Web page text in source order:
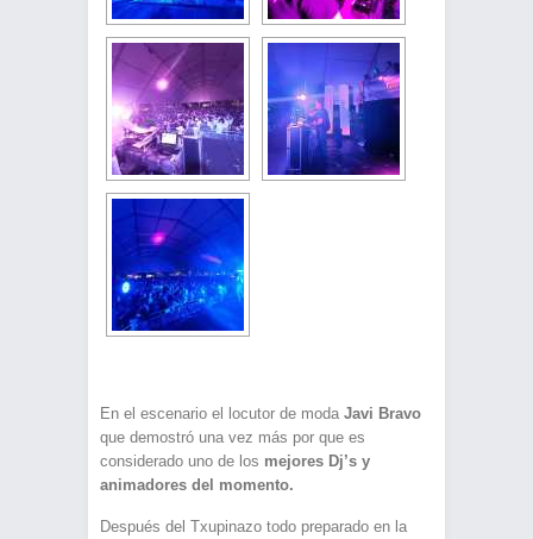
En el escenario el locutor de moda Javi Bravo
que demostró una vez más por que es
considerado uno de los mejores Dj’s y
animadores del momento.
Después del Txupinazo todo preparado en la